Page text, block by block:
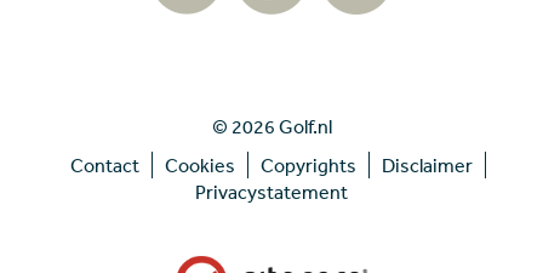
© 2026 Golf.nl
Contact
Cookies Copyrights
Disclaimer
Privacystatement